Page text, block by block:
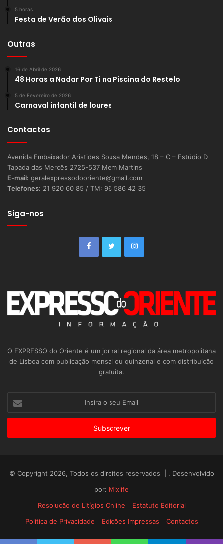
5 horas
Festa de Verão dos Olivais
Outras
16 de Abril de 2026
48 Horas a Nadar Por Ti na Piscina do Restelo
5 de Fevereiro de 2026
Carnaval infantil de loures
Contactos
Avenida Embaixador Aristides Sousa Mendes, 18 – C – Estúdio D
Tapada das Mercês 2725-537 Mem Martins
E-mail: geralexpressodooriente@gmail.com
Telefones: 21 920 60 85 / TM: 96 586 42 35
Siga-nos
O EXPRESSO do Oriente é um jornal regional da área metropolitana
de Lisboa com publicação mensal ou quinzenal e com distribuição
gratuita.
seu
© Copyright 2026, Todos os direitos reservados | . Desenvolvido
por: Mixlife
Resolução de Litígios Online
Estatuto Editorial
Politica de Privacidade
Edições Impressas Contactos